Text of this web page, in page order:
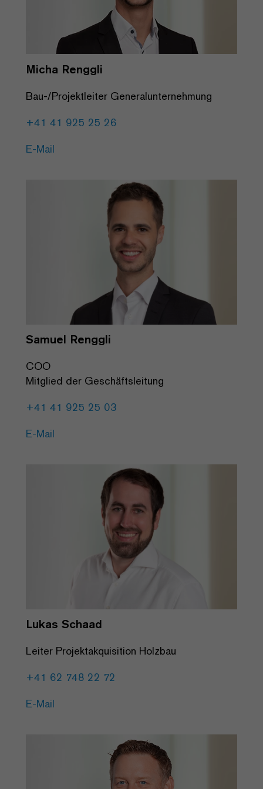
Micha Renggli
Bau-/Projektleiter Generalunternehmung
+41 41 925 25 26
E-Mail
Samuel Renggli
COO
Mitglied der Geschäftsleitung
+41 41 925 25 03
E-Mail
Lukas Schaad
Leiter Projektakquisition Holzbau
+41 62 748 22 72
E-Mail